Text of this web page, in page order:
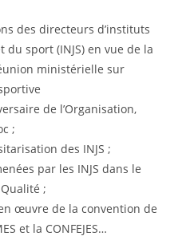
des directeurs d’instituts
sport (INJS) en vue de la
ministérielle sur
de l’Organisation,
;
des INJS ;
par les INJS dans le
;
œuvre de la convention de
et la CONFEJES…